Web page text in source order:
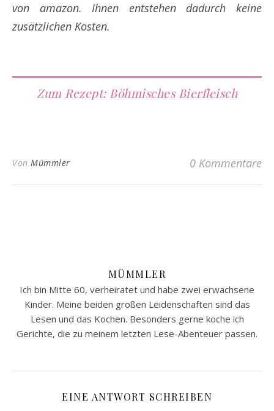
von amazon. Ihnen entstehen dadurch keine
zusätzlichen Kosten.
Zum Rezept: Böhmisches Bierfleisch
Von Mümmler 0 Kommentare
MÜMMLER
Ich bin Mitte 60, verheiratet und habe zwei erwachsene
Kinder. Meine beiden großen Leidenschaften sind das
Lesen und das Kochen. Besonders gerne koche ich
Gerichte, die zu meinem letzten Lese-Abenteuer passen.
EINE ANTWORT SCHREIBEN